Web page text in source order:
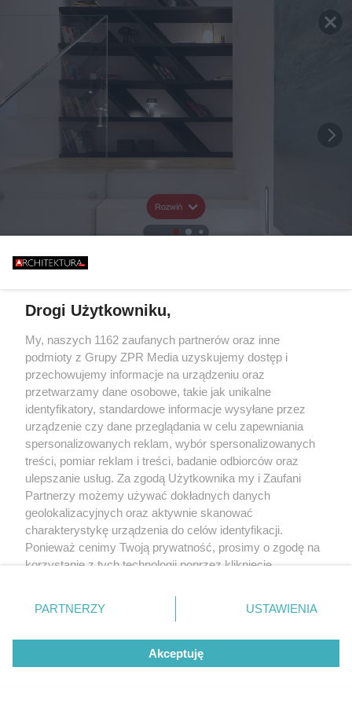
Rozwiń
Drogi Użytkowniku,
My, naszych 1162 zaufanych partnerów oraz inne
podmioty z Grupy ZPR Media uzyskujemy dostęp i
przechowujemy informacje na urządzeniu oraz
przetwarzamy dane osobowe, takie jak unikalne
identyfikatory, standardowe informacje wysyłane przez
urządzenie czy dane przeglądania w celu zapewniania
spersonalizowanych reklam, wybór spersonalizowanych
treści, pomiar reklam i treści, badanie odbiorców oraz
ulepszanie usług. Za zgodą Użytkownika my i Zaufani
Partnerzy możemy używać dokładnych danych
geolokalizacyjnych oraz aktywnie skanować
charakterystykę urządzenia do celów identyfikacji.
Ponieważ cenimy Twoją prywatność, prosimy o zgodę na
korzystanie z tych technologii poprzez kliknięcie
zmienić/wycofać klikając przycisk ustawień prywatności
znajdujący się w lewym dolnym rogu strony
rodzaje przetwarzania danych nie wymagają zgody
użytkownika, ale masz prawo sprzeciwić się takiemu
przetwarzaniu. Preferencje będą miały zastosowanie tylko
PARTNERZY USTAWIENIA
Akceptuję